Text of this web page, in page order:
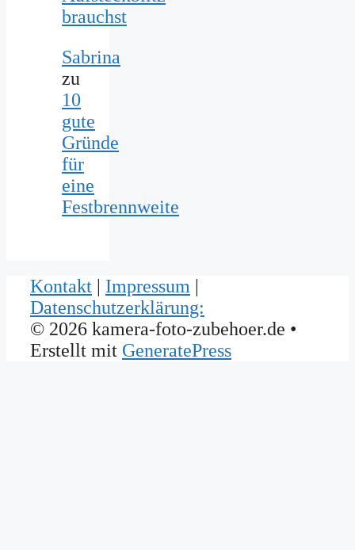
brauchst
Sabrina
zu
10
gute
Gründe
für
eine
Festbrennweite
Kontakt | Impressum |
Datenschutzerklärung:
© 2026 kamera-foto-zubehoer.de •
Erstellt mit GeneratePress